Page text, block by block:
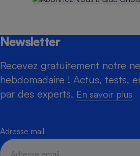
Newsletter
Recevez gratuitement notre
hebdomadaire ! Actus, tests,
par des experts. En savoir plus
Adresse mail